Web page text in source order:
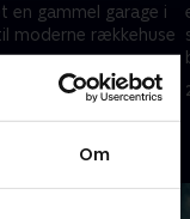
Om
en gammel garage i
moderne rækkehuse